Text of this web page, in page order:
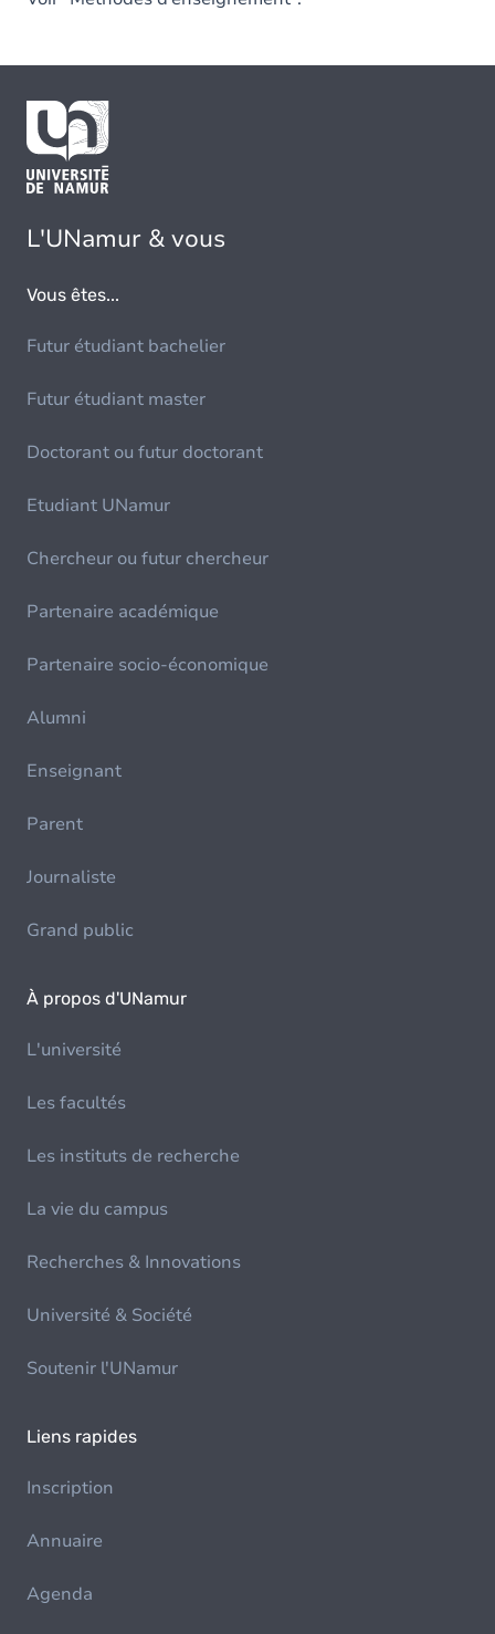
L'UNamur & vous
Vous êtes...
Futur étudiant bachelier
Futur étudiant master
Doctorant ou futur doctorant
Etudiant UNamur
Chercheur ou futur chercheur
Partenaire académique
Partenaire socio-économique
Alumni
Enseignant
Parent
Journaliste
Grand public
À propos d'UNamur
L'université
Les facultés
Les instituts de recherche
La vie du campus
Recherches & Innovations
Université & Société
Soutenir l'UNamur
Liens rapides
Inscription
Annuaire
Agenda